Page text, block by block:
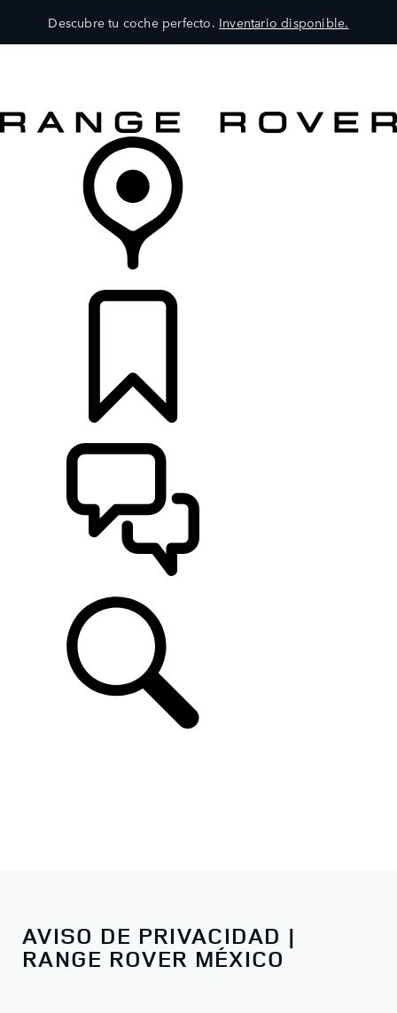
Descubre tu coche perfecto. Inventario disponible.
AVISO DE PRIVACIDAD |
RANGE ROVER MÉXICO